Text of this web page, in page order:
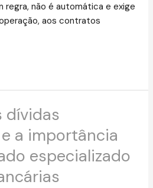
regra, não é automática e exige
aos contratos
dívidas
a importância
especializado